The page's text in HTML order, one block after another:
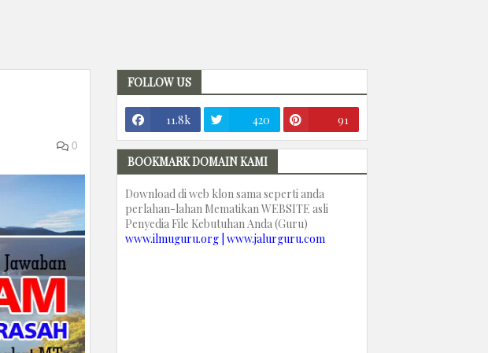
0
FOLLOW US
11.8k 420 91
BOOKMARK DOMAIN KAMI
Download di web klon sama seperti anda
perlahan-lahan Mematikan WEBSITE asli
Penyedia File Kebutuhan Anda (Guru)
www.ilmuguru.org | www.jalurguru.com